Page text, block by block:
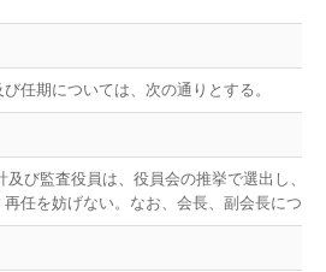
任期については、次の通りとする。
及び監査役員は、役員会の推挙で選出し、
再任を妨げない。なお、会長、副会長につい